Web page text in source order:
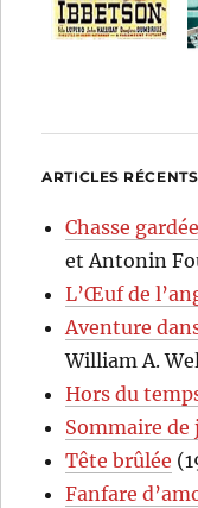
ARTICLES RÉCENTS
Chasse
et Antonin
L’Œuf de
Aventure
William A.
Hors du
Sommaire
Tête brûlée
Fanfare